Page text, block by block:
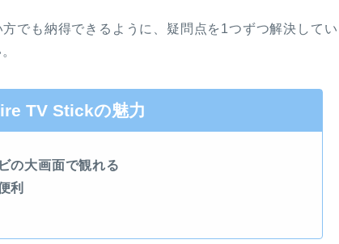
でも納得できるように、疑問点を1つずつ解決してい
TV Stickの魅力
の大画面で観れる
利